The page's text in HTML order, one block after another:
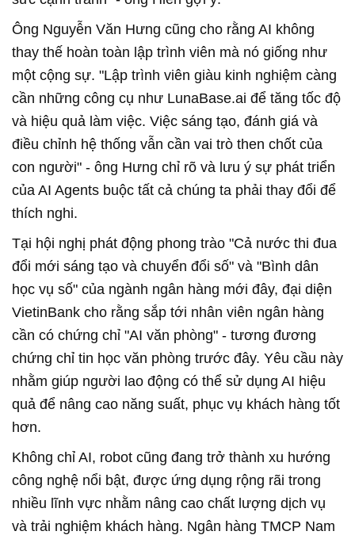
Ông Nguyễn Văn Hưng cũng cho rằng AI không
thay thế hoàn toàn lập trình viên mà nó giống như
một cộng sự. "Lập trình viên giàu kinh nghiệm càng
cần những công cụ như LunaBase.ai để tăng tốc độ
và hiệu quả làm việc. Việc sáng tạo, đánh giá và
điều chỉnh hệ thống vẫn cần vai trò then chốt của
con người" - ông Hưng chỉ rõ và lưu ý sự phát triển
của AI Agents buộc tất cả chúng ta phải thay đổi để
thích nghi.
Tại hội nghị phát động phong trào "Cả nước thi đua
đổi mới sáng tạo và chuyển đổi số" và "Bình dân
học vụ số" của ngành ngân hàng mới đây, đại diện
VietinBank cho rằng sắp tới nhân viên ngân hàng
cần có chứng chỉ "AI văn phòng" - tương đương
chứng chỉ tin học văn phòng trước đây. Yêu cầu này
nhằm giúp người lao động có thể sử dụng AI hiệu
quả để nâng cao năng suất, phục vụ khách hàng tốt
hơn.
Không chỉ AI, robot cũng đang trở thành xu hướng
công nghệ nổi bật, được ứng dụng rộng rãi trong
nhiều lĩnh vực nhằm nâng cao chất lượng dịch vụ
và trải nghiệm khách hàng. Ngân hàng TMCP Nam